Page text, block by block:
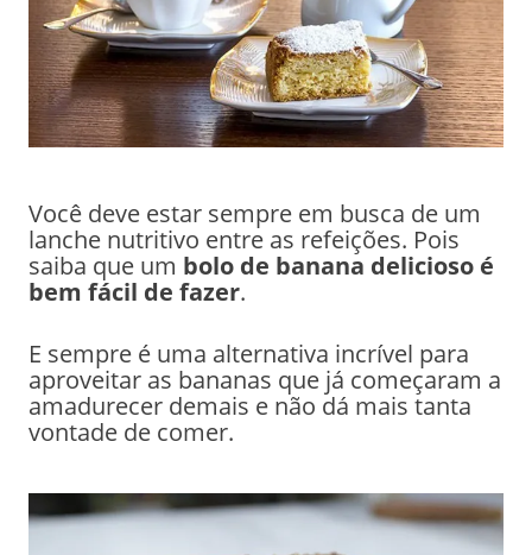
Você deve estar sempre em busca de um
lanche nutritivo entre as refeições. Pois
saiba que um bolo de banana delicioso é
bem fácil de fazer.
E sempre é uma alternativa incrível para
aproveitar as bananas que já começaram a
amadurecer demais e não dá mais tanta
vontade de comer.